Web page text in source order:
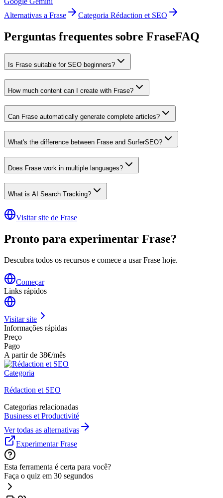
Alternativas a Frase
Categoria Rédaction et SEO
Perguntas frequentes sobre FraseFAQ
Is Frase suitable for SEO beginners?
How much content can I create with Frase?
Can Frase automatically generate complete articles?
What's the difference between Frase and SurferSEO?
Does Frase work in multiple languages?
What is AI Search Tracking?
Visitar site de Frase
Pronto para experimentar Frase?
Descubra todos os recursos e comece a usar Frase hoje.
Começar
Links rápidos
Visitar site
Informações rápidas
Preço
Pago
A partir de 38€/mês
Categoria
Rédaction et SEO
Categorias relacionadas
Business et Productivité
Ver todas as alternativas
Experimentar Frase
Esta ferramenta é certa para você?
Faça o quiz em 30 segundos